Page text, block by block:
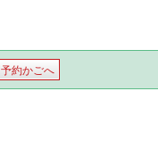
予約かごへ